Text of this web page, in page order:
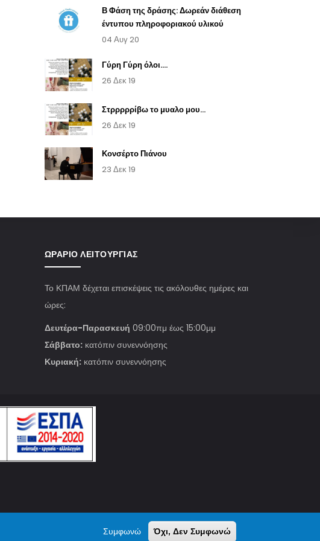
Β Φάση της δράσης: Δωρεάν διάθεση
έντυπου πληροφοριακού υλικού
04 Αυγ 20
Γύρη Γύρη όλοι....
26 Δεκ 19
Στρρρρρίβω το μυαλο μου...
26 Δεκ 19
Κονσέρτο Πιάνου
23 Δεκ 19
ΩΡΆΡΙΟ ΛΕΙΤΟΥΡΓΊΑΣ
Το ΚΠΑΜ δέχεται επισκέψεις τις ακόλουθες ημέρες και
ώρες:
Δευτέρα-Παρασκευή 09:00πμ έως 15:00μμ
Σάββατο:κατόπιν συνεννόησης
Κυριακή:κατόπιν συνεννόησης
Συμφωνώ Όχι, Δεν Συμφωνώ